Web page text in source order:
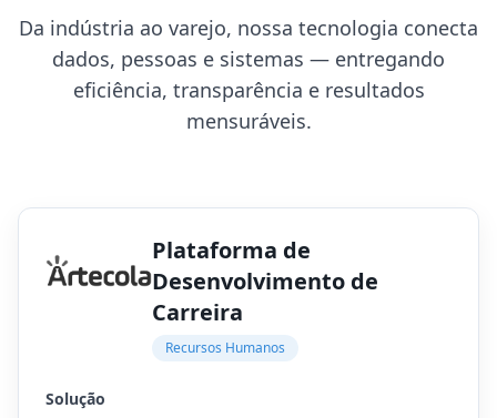
Da indústria ao varejo, nossa tecnologia conecta
dados, pessoas e sistemas — entregando
eficiência, transparência e resultados
mensuráveis.
Plataforma de
Desenvolvimento de
Carreira
Recursos Humanos
Solução